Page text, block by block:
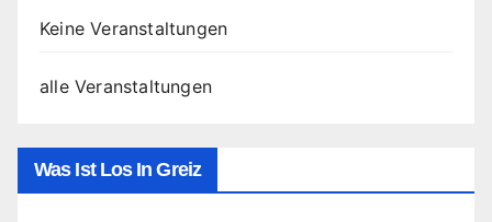
Keine Veranstaltungen
alle Veranstaltungen
Was Ist Los In Greiz